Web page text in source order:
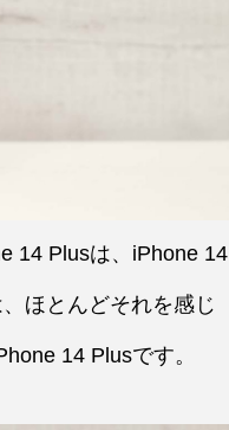
14 Plusは、iPhone 14
ほとんどそれを感じ
14 Plusです。